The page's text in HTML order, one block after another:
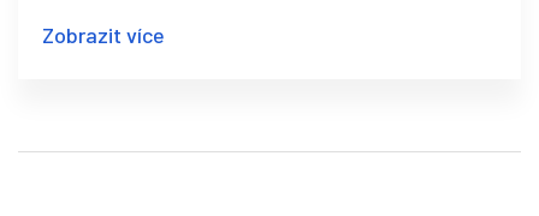
jak ji správně použít. Také vám představím
bolestí nebo se snažíte zotavit z úrazu,
Zobrazit více